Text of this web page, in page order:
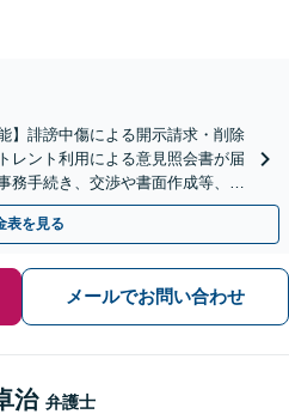
】誹謗中傷による開示請求・削除
レント利用による意見照会書が届
手続き、交渉や書面作成等、全
表を見る
メールでお問い合わせ
治 弁護士